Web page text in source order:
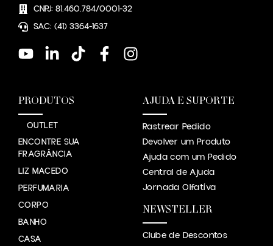
CNPJ: 81.460.784/0001-32
SAC: (41) 3364-1637
PRODUTOS
OUTLET
ENCONTRE SUA
FRAGRÂNCIA
LIZ MACEDO
PERFUMARIA
CORPO
BANHO
CASA
AJUDA E SUPORTE
Rastrear Pedido
Devolver um Produto
Ajuda com um Pedido
Central de Ajuda
Jornada Olfatíva
NEWSTELLER
Clube de Descontos